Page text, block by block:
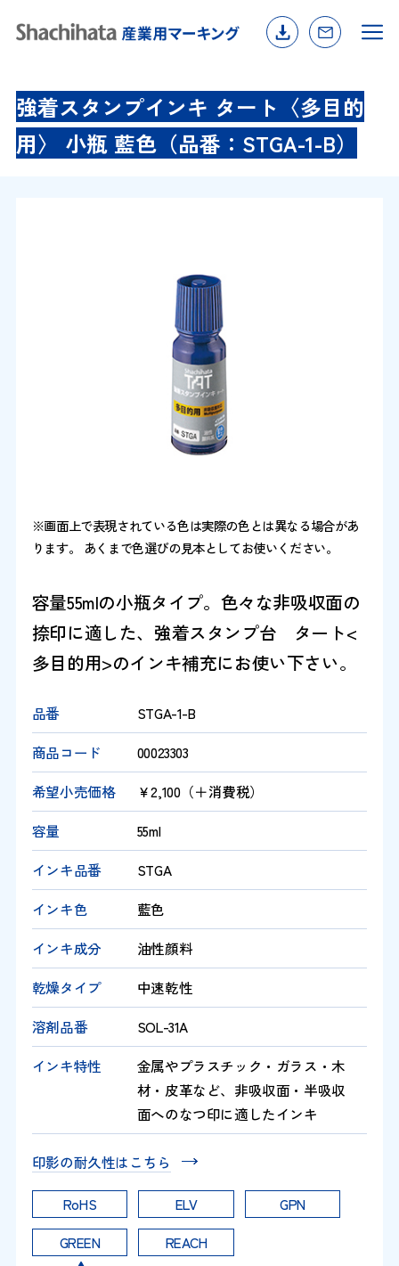
強着スタンプインキ タート〈多目的
用〉 小瓶 藍色（品番：STGA-1-B）
※画面上で表現されている色は実際の色とは異なる場合があ
ります。 あくまで色選びの見本としてお使いください。
容量55mlの小瓶タイプ。色々な非吸収面の
捺印に適した、強着スタンプ台 タート<
多目的用>のインキ補充にお使い下さい。
品番
STGA-1-B
商品コード
00023303
希望小売価格
￥2,100（＋消費税）
容量
55ml
インキ品番
STGA
インキ色
藍色
インキ成分
油性顔料
乾燥タイプ
中速乾性
溶剤品番
SOL-31A
インキ特性
金属やプラスチック・ガラス・木
材・皮革など、非吸収面・半吸収
面へのなつ印に適したインキ
印影の耐久性はこちら
RoHS ELV
GPN
GREEN
REACH